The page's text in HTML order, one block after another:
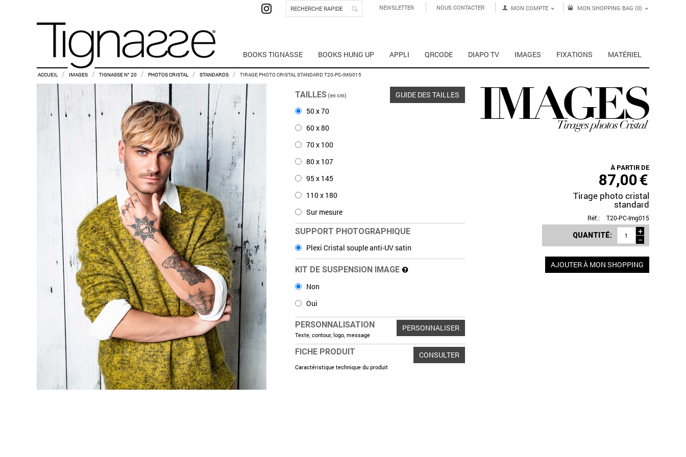
MON SHOPPING BAG (0)
MON COMPTE
NEWSLETTER NOUS CONTACTER
BOOKS TIGNASSE BOOKS HUNG UP APPLI QRCODE DIAPO TV IMAGES FIXATIONS MATÉRIEL
ACCUEIL / IMAGES / TIGNASSE N° 20 / PHOTOS CRISTAL / STANDARDS / TIRAGE PHOTO CRISTAL STANDARD T20-PC-IMG015
À PARTIR DE
87,00€
Tirage photo cristal
standard
Réf.: T20-PC-Img015
QUANTITÉ:
+
−
AJOUTER À MON SHOPPING
GUIDE DES TAILLES
TAILLES(en cm)
50 x 70
60 x 80
70 x 100
80 x 107
95 x 145
110 x 180
Sur mesure
SUPPORT PHOTOGRAPHIQUE
Plexi Cristal souple anti-UV satin
KIT DE SUSPENSION IMAGE
Non
Oui
PERSONNALISATION PERSONNALISER
Texte, contour, logo, message
FICHE PRODUIT CONSULTER
Caractéristique technique du produit